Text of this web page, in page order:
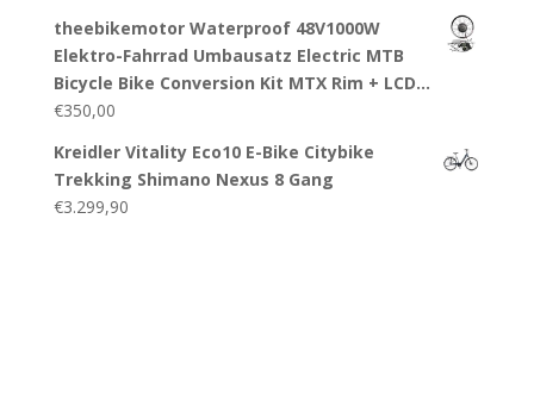
theebikemotor Waterproof 48V1000W
Elektro-Fahrrad Umbausatz Electric MTB
Bicycle Bike Conversion Kit MTX Rim + LCD…
€350,00
Kreidler Vitality Eco10 E-Bike Citybike
Trekking Shimano Nexus 8 Gang
€3.299,90